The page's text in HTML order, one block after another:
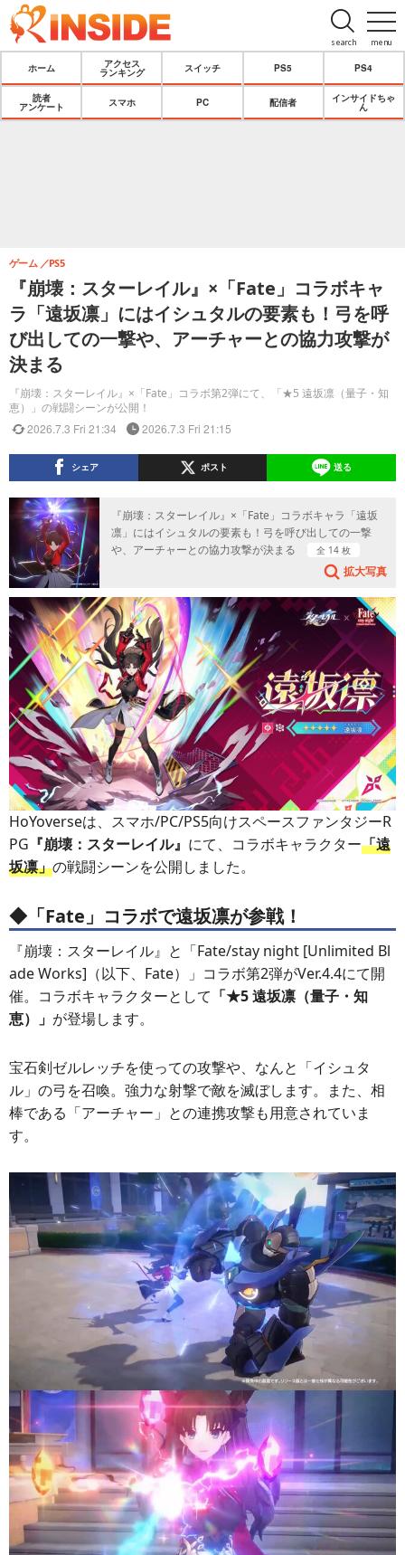
menu
search
ホーム
アクセス
ランキング
スイッチ PS5 PS4
読者
アンケート
スマホ PC 配信者
インサイドちゃ
ん
『崩壊：スターレイル』×「Fate」コラボキャ
ラ「遠坂凛」にはイシュタルの要素も！弓を呼
び出しての一撃や、アーチャーとの協力攻撃が
決まる
『崩壊：スターレイル』×「Fate」コラボ第2弾にて、「★5 遠坂凛（量子・知
恵）」の戦闘シーンが公開！
ゲーム PS5
2026.7.3 Fri 21:34 2026.7.3 Fri 21:15
シェア ポスト 送る
『崩壊：スターレイル』×「Fate」コラボキャラ「遠坂
凛」にはイシュタルの要素も！弓を呼び出しての一撃
や、アーチャーとの協力攻撃が決まる
全 14 枚
拡大写真
HoYoverseは、スマホ/PC/PS5向けスペースファンタジーR
PG 『崩壊：スターレイル』 にて、コラボキャラクター「遠
坂凛」の戦闘シーンを公開しました。
◆「Fate」コラボで遠坂凛が参戦！
『崩壊：スターレイル』と「Fate/stay night [Unlimited Bl
ade Works]（以下、Fate）」コラボ第2弾がVer.4.4にて開
催。コラボキャラクターとして 「★5 遠坂凛（量子・知
恵）」 が登場します。
宝石剣ゼルレッチを使っての攻撃や、なんと「イシュタ
ル」の弓を召喚。強力な射撃で敵を滅ぼします。また、相
棒である「アーチャー」との連携攻撃も用意されていま
す。